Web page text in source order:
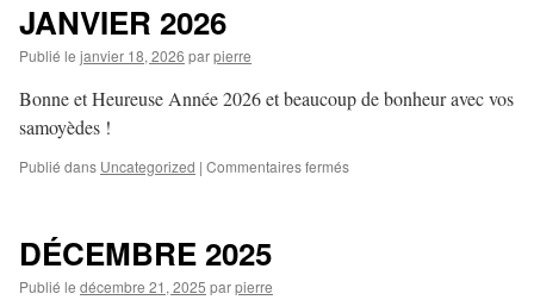
JANVIER 2026
Publié le janvier 18, 2026 parpierre
Bonne et Heureuse Année 2026 et beaucoup de bonheur avec vos
samoyèdes !
Publié dans Uncategorized | Commentaires ferméssur
DÉCEMBRE 2025
Publié le décembre 21, 2025 parpierre